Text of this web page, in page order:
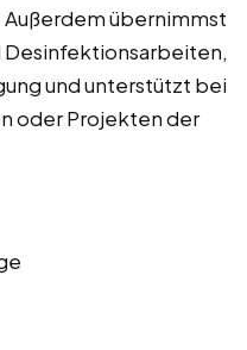
übernimmst
Desinfektionsarbeiten,
und unterstützt bei
oder Projekten der